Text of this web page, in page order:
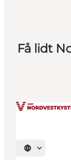
Få lidt
Vælg sprog